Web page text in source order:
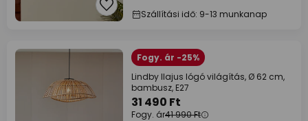
Szállítási idő: 9-13 munkanap
Fogy. ár -25%
Lindby Ilajus lógó világítás, Ø 62 cm,
bambusz, E27
31 490 Ft
Fogy. ár41 990 Ft